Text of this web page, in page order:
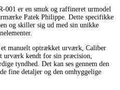
001 er en smuk og raffineret urmodel
Patek Philippe. Dette specifikke
og skiller sig ud med sin unikke
manuelt optrækket urværk, Caliber
urværk kendt for sin præcision,
tyndhed. Det kan ses gennem den
fine detaljer og den omhyggelige